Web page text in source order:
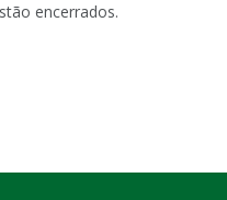
encerrados.